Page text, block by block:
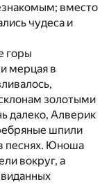
вместо
чудеса и
горы
мерцая в
золотыми
далеко, Алверик
шпили
песнях. Юноша
вокруг, а